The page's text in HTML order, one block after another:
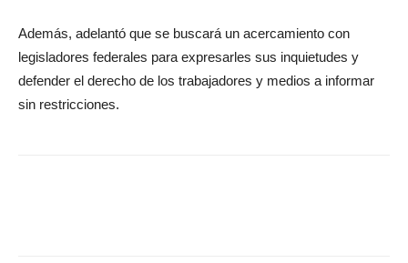
Además, adelantó que se buscará un acercamiento con
legisladores federales para expresarles sus inquietudes y
defender el derecho de los trabajadores y medios a informar
sin restricciones.